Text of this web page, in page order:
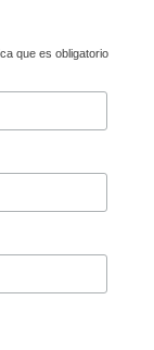
que es obligatorio